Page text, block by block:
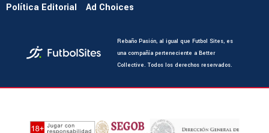
Política Editorial
Ad Choices
Rebaño Pasión, al igual que Futbol Sites, es
una compañía perteneciente a Better
Collective. Todos los derechos reservados.